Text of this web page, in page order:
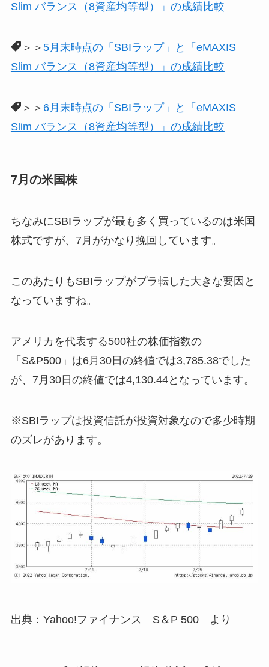
Slim バランス（8資産均等型）」の成績比較
＞＞ 5月末時点の「SBIラップ」と「eMAXIS
Slim バランス（8資産均等型）」の成績比較
＞＞ 6月末時点の「SBIラップ」と「eMAXIS
Slim バランス（8資産均等型）」の成績比較
7月の米国株
ちなみにSBIラップが最も多く買っているのは米国
株式ですが、7月がかなり挽回しています。
このあたりもSBIラップがプラ転した大きな要因と
なっていますね。
アメリカを代表する500社の株価指数の
「S&P500」は6月30日の終値では3,785.38でした
が、7月30日の終値では4,130.44となっています。
※SBIラップは投資信託が投資対象なので多少時期
のズレがあります。
出典：Yahoo!ファイナンス S＆P 500 より